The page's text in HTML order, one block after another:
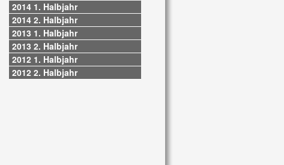
2014 1. Halbjahr
2014 2. Halbjahr
2013 1. Halbjahr
2013 2. Halbjahr
2012 1. Halbjahr
2012 2. Halbjahr